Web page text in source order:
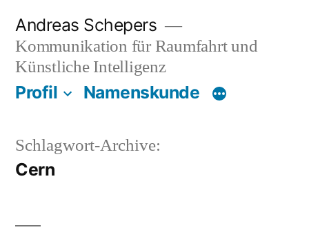
Inhalt
springen
Andreas Schepers
Kommunikation für Raumfahrt und
Künstliche Intelligenz
Profil Namenskunde
Schlagwort-Archive:
Cern